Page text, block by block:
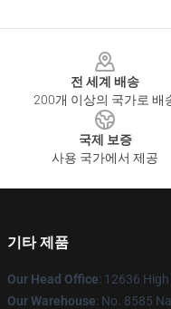
전 세계 배송
200개 이상의 국가로 배
국제 보증
사용 국가에서 제공
기타 제품
Our Head Office: 12636
Our Warehouse: No. 8585